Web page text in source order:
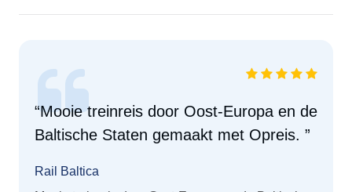
“Mooie treinreis door Oost-Europa en de
Baltische Staten gemaakt met Opreis. ”
Rail Baltica